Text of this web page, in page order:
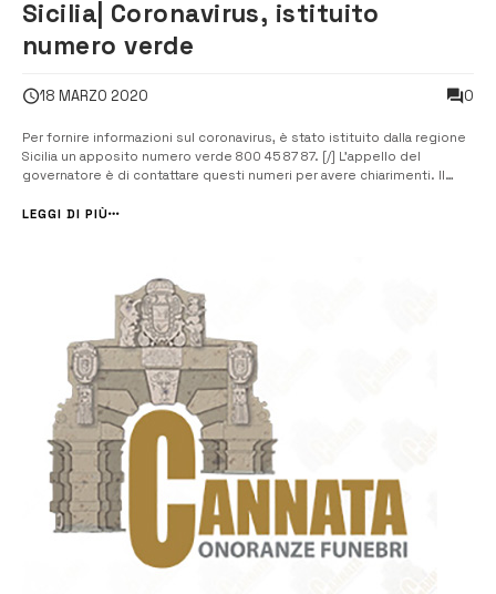
Sicilia| Coronavirus, istituito
numero verde
18 MARZO 2020 0
Per fornire informazioni sul coronavirus, è stato istituito dalla regione
Sicilia un apposito numero verde 800 45 87 87. [/] L’appello del
governatore è di contattare questi numeri per avere chiarimenti. Il
1500 del Ministero della Salute e il 112 per la segnalazione dei ca...
LEGGI DI PIÙ